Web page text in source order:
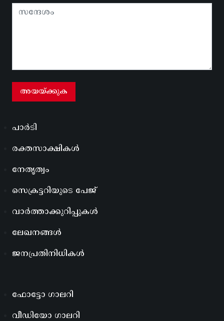
പാർടി
രക്തസാക്ഷികൾ
നേതൃത്വം
സെക്രട്ടറിയുടെ പേജ്
വാർത്താക്കുറിപ്പുകൾ
ലേഖനങ്ങൾ
ജനപ്രതിനിധികൾ
ഫോട്ടോ ഗാലറി
വീഡിയോ ഗാലറി